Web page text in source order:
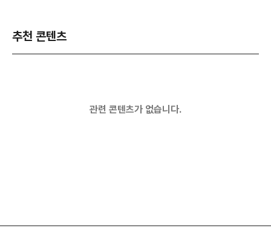
추천 콘텐츠
관련 콘텐츠가 없습니다.